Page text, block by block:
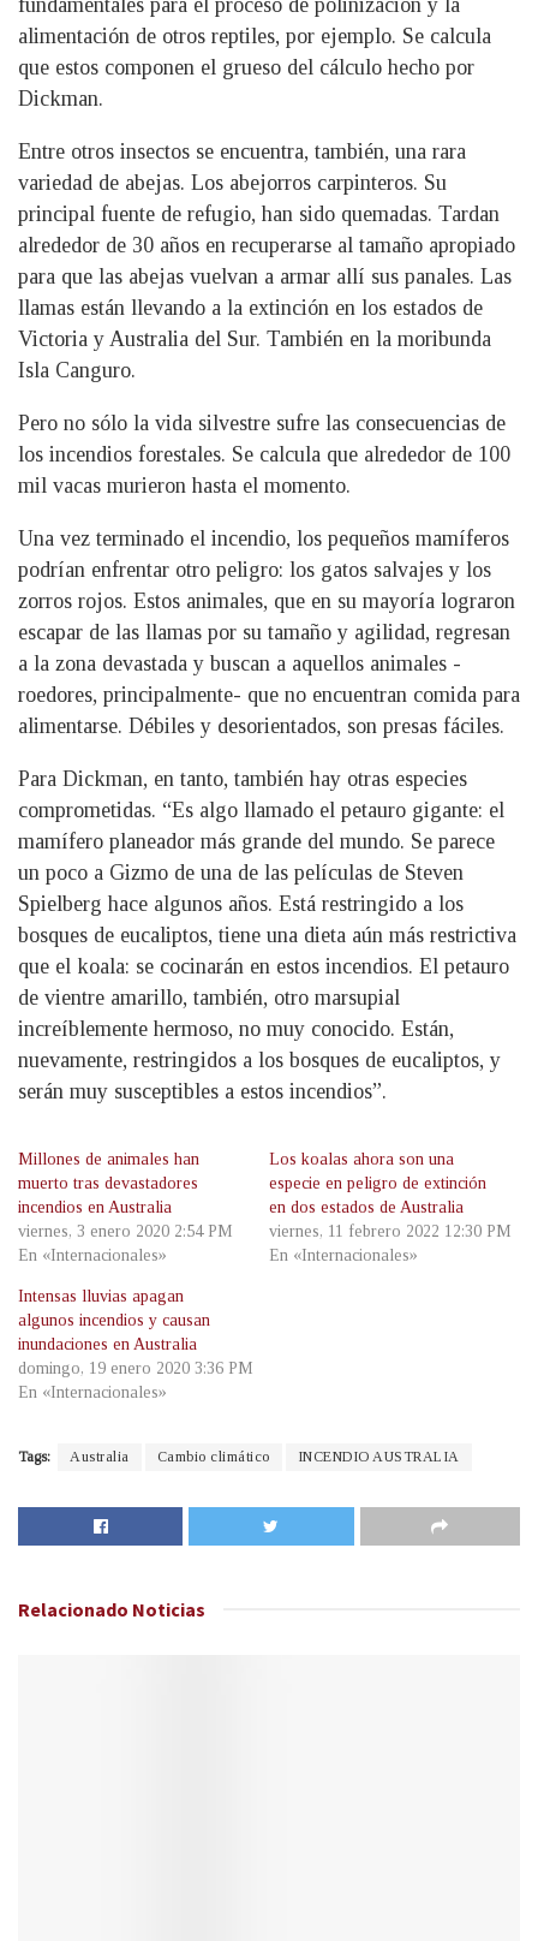
fundamentales para el proceso de polinización y la
alimentación de otros reptiles, por ejemplo. Se calcula
que estos componen el grueso del cálculo hecho por
Dickman.
Entre otros insectos se encuentra, también, una rara
variedad de abejas. Los abejorros carpinteros. Su
principal fuente de refugio, han sido quemadas. Tardan
alrededor de 30 años en recuperarse al tamaño apropiado
para que las abejas vuelvan a armar allí sus panales. Las
llamas están llevando a la extinción en los estados de
Victoria y Australia del Sur. También en la moribunda
Isla Canguro.
Pero no sólo la vida silvestre sufre las consecuencias de
los incendios forestales. Se calcula que alrededor de 100
mil vacas murieron hasta el momento.
Una vez terminado el incendio, los pequeños mamíferos
podrían enfrentar otro peligro: los gatos salvajes y los
zorros rojos. Estos animales, que en su mayoría lograron
escapar de las llamas por su tamaño y agilidad, regresan
a la zona devastada y buscan a aquellos animales -
roedores, principalmente- que no encuentran comida para
alimentarse. Débiles y desorientados, son presas fáciles.
Para Dickman, en tanto, también hay otras especies
comprometidas. “Es algo llamado el petauro gigante: el
mamífero planeador más grande del mundo. Se parece
un poco a Gizmo de una de las películas de Steven
Spielberg hace algunos años. Está restringido a los
bosques de eucaliptos, tiene una dieta aún más restrictiva
que el koala: se cocinarán en estos incendios. El petauro
de vientre amarillo, también, otro marsupial
increíblemente hermoso, no muy conocido. Están,
nuevamente, restringidos a los bosques de eucaliptos, y
serán muy susceptibles a estos incendios”.
Millones de animales han
muerto tras devastadores
incendios en Australia
viernes, 3 enero 2020 2:54 PM
En «Internacionales»
Los koalas ahora son una
especie en peligro de extinción
en dos estados de Australia
viernes, 11 febrero 2022 12:30 PM
En «Internacionales»
Intensas lluvias apagan
algunos incendios y causan
inundaciones en Australia
domingo, 19 enero 2020 3:36 PM
En «Internacionales»
Tags: Australia Cambio climático INCENDIO AUSTRALIA
Relacionado Noticias